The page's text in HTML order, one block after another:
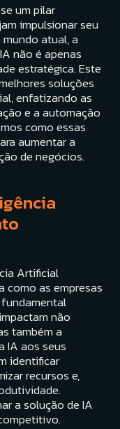
um pilar
impulsionar seu
atual, a
não é apenas
estratégica. Este
soluções
enfatizando as
e a automação
como essas
aumentar a
de negócios.
Artificial
como as empresas
fundamental
não
também a
IA aos seus
identificar
recursos e,
a solução de IA